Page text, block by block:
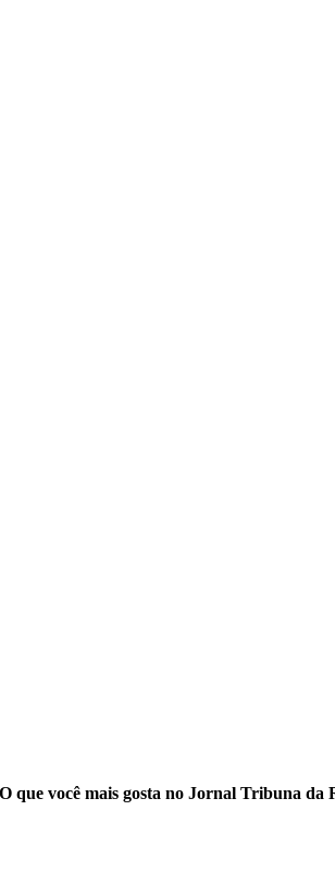
O que você mais gosta no Jornal Tribuna da